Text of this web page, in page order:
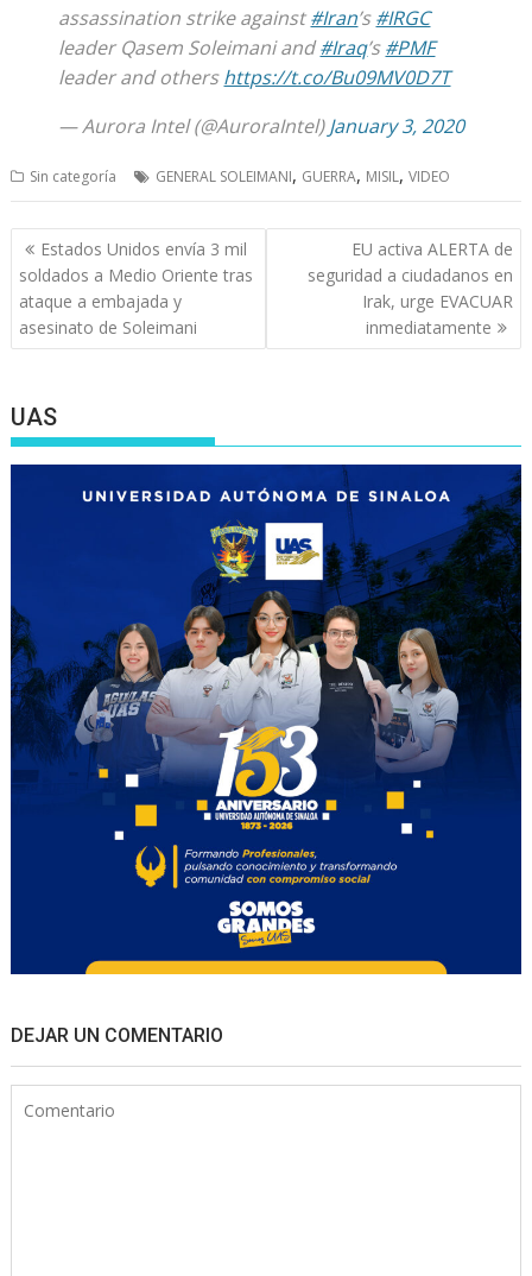
assassination strike against#Iran’s#IRGC
leader Qasem Soleimani and#Iraq’s#PMF
leader and othershttps://t.co/Bu09MV0D7T
— Aurora Intel (@AuroraIntel)January 3, 2020
Sin categoría GENERAL SOLEIMANI, GUERRA, MISIL,VIDEO
Navegación
de
entradas
Estados Unidos envía 3 mil
soldados a Medio Oriente tras
ataque a embajada y
asesinato de Soleimani
EU activa ALERTA de
seguridad a ciudadanos en
Irak, urge EVACUAR
inmediatamente
UAS
DEJAR UN COMENTARIO